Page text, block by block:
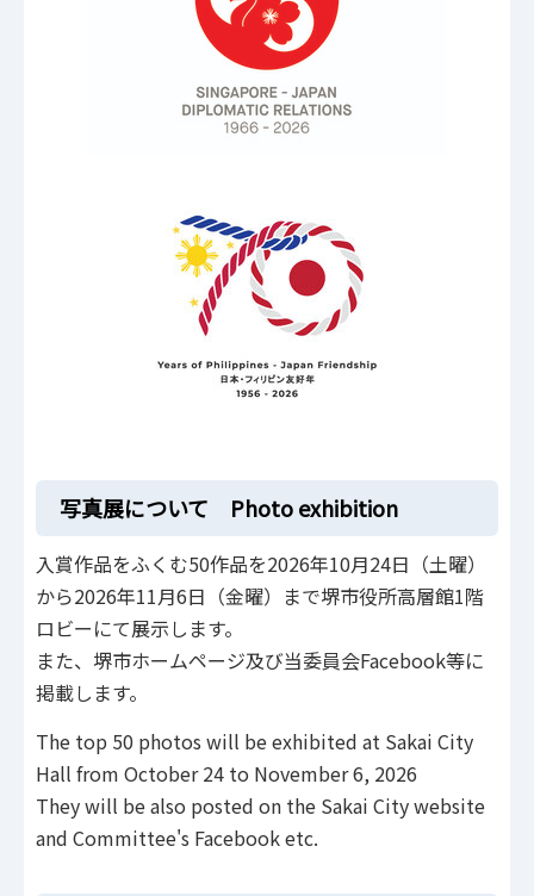
写真展について Photo exhibition
入賞作品をふくむ50作品を2026年10月24日（土曜）
から2026年11月6日（金曜）まで堺市役所高層館1階
ロビーにて展示します。
また、堺市ホームページ及び当委員会Facebook等に
掲載します。
The top 50 photos will be exhibited at Sakai City
Hall from October 24 to November 6, 2026
They will be also posted on the Sakai City website
and Committee's Facebook etc.